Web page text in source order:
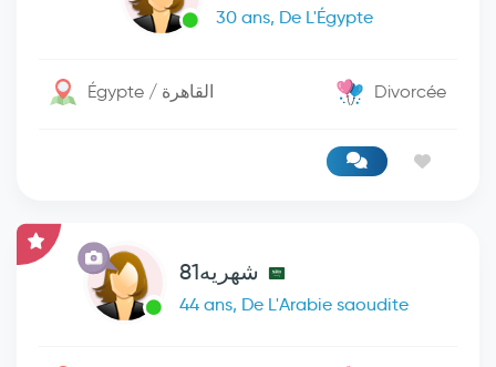
30 ans, De L'Égypte
Égypte / القاهرة Divorcée
شهريه81
44 ans, De L'Arabie saoudite